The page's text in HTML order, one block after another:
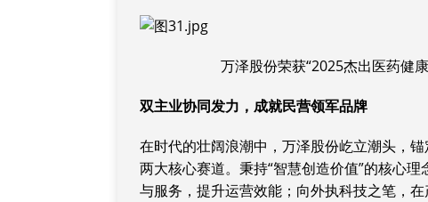
万泽股份荣获“2025杰出医药健
双主业协同发力，成就民营领军品牌
在时代的壮阔浪潮中，万泽股份屹立潮头，
两大核心赛道。秉持“智慧创造价值”的核心
与服务，提升运营效能；向外执科技之笔，